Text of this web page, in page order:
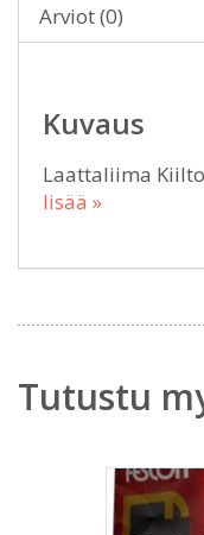
Arviot (0)
Kuvaus
Laattaliima
lisää »
Tutustu